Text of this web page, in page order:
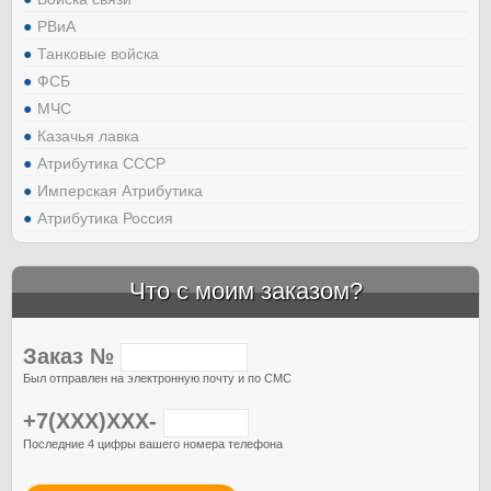
РВиА
Танковые войска
ФСБ
МЧС
Казачья лавка
Атрибутика СССР
Имперская Атрибутика
Атрибутика Россия
Что с моим заказом?
Заказ №
Был отправлен на электронную почту и по СМС
+7(XXX)XXX-
Последние 4 цифры вашего номера телефона